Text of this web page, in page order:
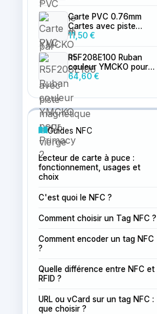
Carte PVC 0.76mm
Cartes avec piste
magnétique LoCo
vierge
11,50 €
R5F208E100 Ruban
couleur YMCKO pour
Primacy 2
64,60 €
Guides NFC
Lecteur de carte à puce :
fonctionnement, usages et
choix
C'est quoi le NFC ?
Comment choisir un Tag NFC ?
Comment encoder un tag NFC
?
Quelle différence entre NFC et
RFID ?
URL ou vCard sur un tag NFC :
que choisir ?